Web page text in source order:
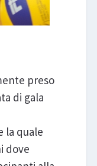
preso
di gala
la quale
dove